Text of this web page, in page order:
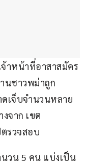
จ้าหน้าที่อาสาสมัคร
นชาวพม่าถูก
เจ็บจำนวนหลาย
จาก เขต
รวจสอบ
วน 5 คน แบ่งเป็น